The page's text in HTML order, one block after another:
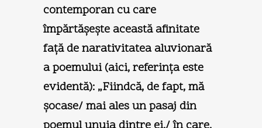
contemporan cu care
împărtăşeşte această afinitate
faţă de narativitatea aluvionară
a poemului (aici, referinţa este
evidentă): „Fiindcă, de fapt, mă
şocase/ mai ales un pasaj din